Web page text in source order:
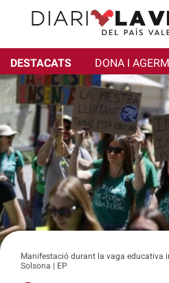
DESTACATS DONA I
Manifestació durant la vaga educativa
Solsona | EP